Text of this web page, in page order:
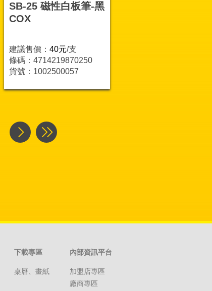
SB-25 磁性白板筆-黑
COX
建議售價： 40元/支
條碼：4714219870250
貨號：1002500057
下載專區
桌曆、畫紙
內部資訊平台
加盟店專區
廠商專區